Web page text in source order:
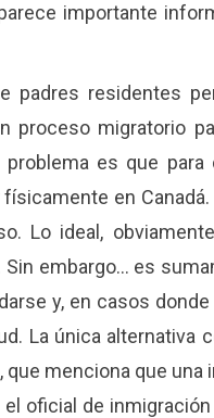
importante
padres residentes
proceso migratorio
es que
en
Lo ideal,
Sin embargo… es
y, en casos
La única
menciona que
oficial de